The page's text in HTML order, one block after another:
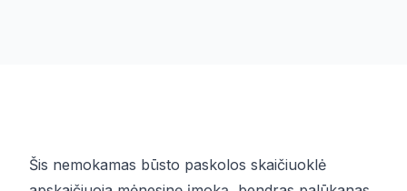
Šis nemokamas būsto paskolos skaičiuoklė